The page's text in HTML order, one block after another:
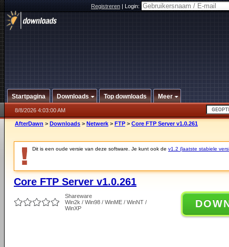
Registreren|Login:
Startpagina Downloads Top downloads Meer
8/8/2026 4:03:00 AM
AfterDawn > Downloads > Netwerk > FTP > Core FTP Server v1.0.261
Dit is een oude versie van deze software. Je kunt ook de v1.2 (laatste stabiele
Core FTP Server v1.0.261
Shareware
Win2k / Win98 / WinME / WinNT /
WinXP